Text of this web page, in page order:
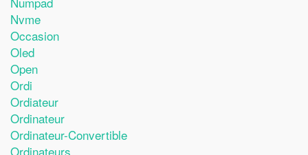
Nvme
Occasion
Oled
Open
Ordi
Ordiateur
Ordinateur
Ordinateur-Convertible
Ordinateurs